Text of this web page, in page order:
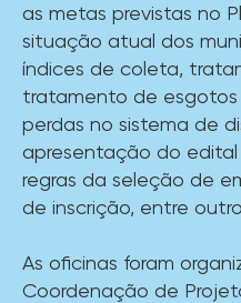
as metas previstas no
situação atual dos
índices de coleta,
tratamento de
perdas no sistema de
apresentação do edital
regras da seleção de
de inscrição, entre
As oficinas foram
Coordenação de